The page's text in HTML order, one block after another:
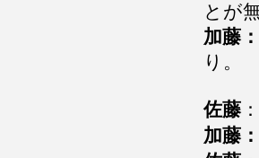
とが
加藤：
り。
佐藤
加藤：